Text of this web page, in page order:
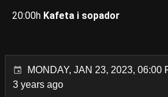
20:00h Kafeta i sopador
MONDAY, JAN 23, 2023, 06:00
3 years ago